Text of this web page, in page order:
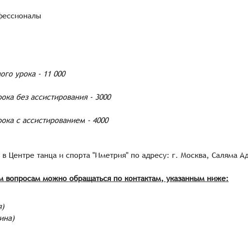
урока - 11 000
без ассистирования - 3000
c ассистированием - 4000
в Центре танца и спорта "Иметрия" по адресу: г. Москва, Саляма
вопросам можно обращатьcя по контактам, указанным ниже: